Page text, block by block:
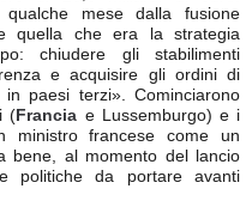
mese dalla fusione
quella che era la strategia
chiudere gli stabilimenti
e acquisire gli ordini di
in paesi terzi». Cominciarono
( Francia e Lussemburgo) e i
ministro francese come un
bene, al momento del lancio
politiche da portare avanti